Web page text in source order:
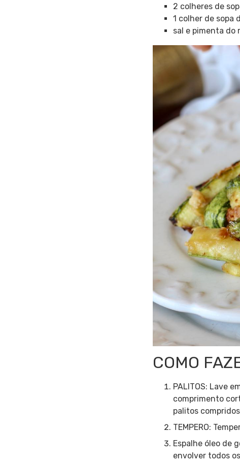
2 colheres de
1 colher de sopa
sal e pimenta do
COMO
PALITOS: Lave
comprimento
palitos
TEMPERO:
Espalhe óleo de
envolver todos